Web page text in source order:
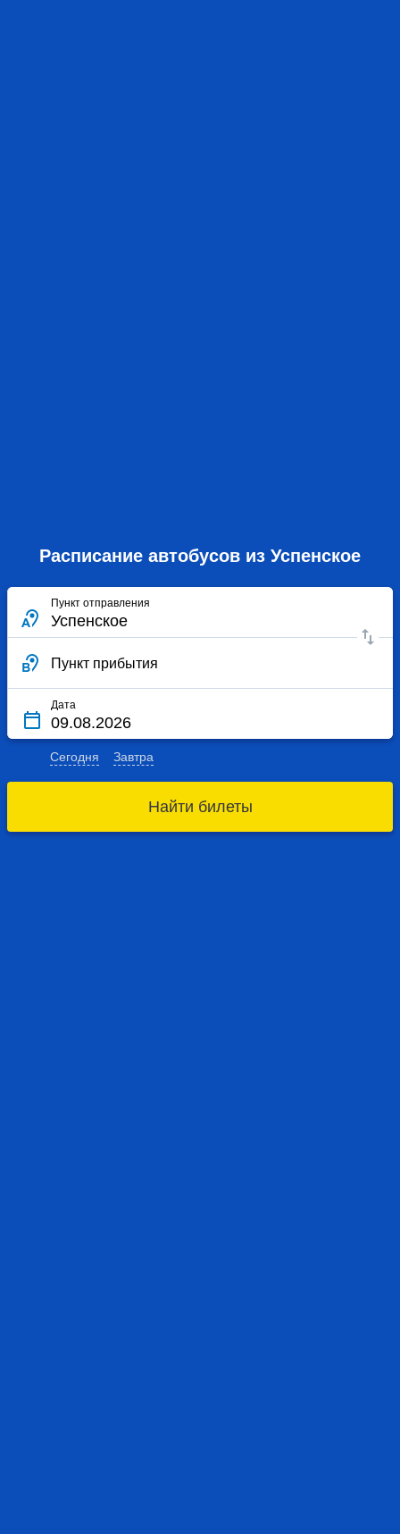
Расписание автобусов из Успенское
Пункт отправления
Пункт прибытия
Дата
Сегодня Завтра
Найти билеты